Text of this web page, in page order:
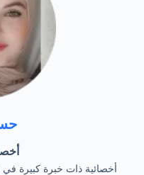
أخصائية ذات خبرة كبيرة في